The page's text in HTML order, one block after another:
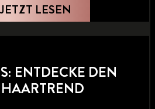
JETZT LESEN
ENTDECKE DEN